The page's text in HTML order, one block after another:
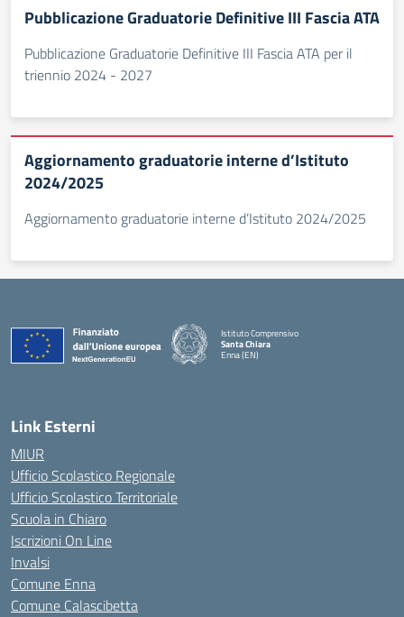
Pubblicazione Graduatorie Definitive III Fascia ATA
Pubblicazione Graduatorie Definitive III Fascia ATA per il
triennio 2024 - 2027
Aggiornamento graduatorie interne d’Istituto
2024/2025
Aggiornamento graduatorie interne d’Istituto 2024/2025
Istituto Comprensivo
Santa Chiara
Enna (EN)
Link Esterni
MIUR
Ufficio Scolastico Regionale
Ufficio Scolastico Territoriale
Scuola in Chiaro
Iscrizioni On Line
Invalsi
Comune Enna
Comune Calascibetta